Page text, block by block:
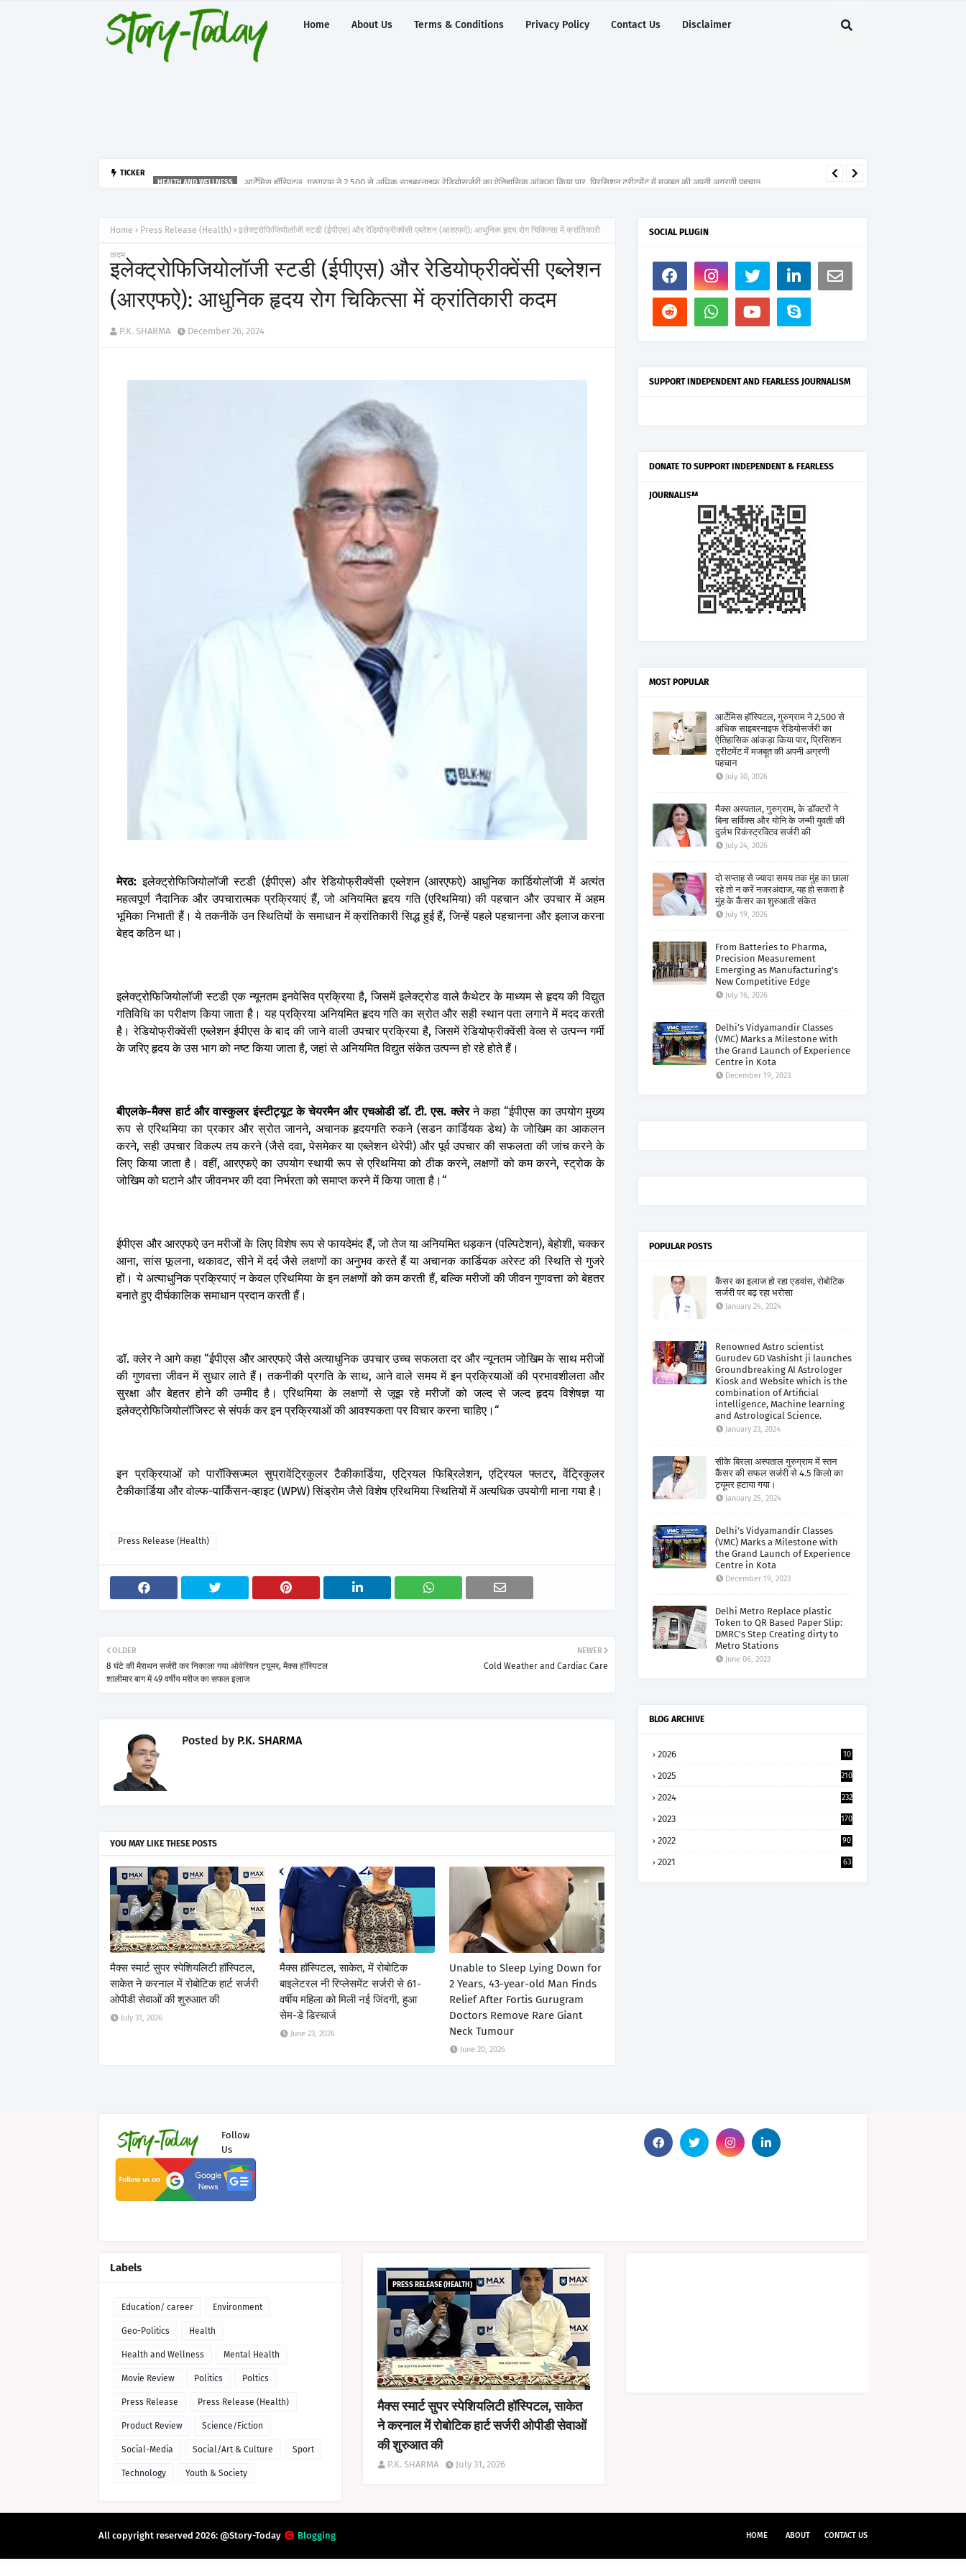
Home About Us Terms & Conditions Privacy Policy Contact Us Disclaimer
TICKER
Home Press Release (Health) इलेक्ट्रोफिजियोलॉजी स्टडी (ईपीएस) और रेडियोफ्रीक्वेंसी एब्लेशन (आरएफऐ): आधुनिक हृदय रोग चिकित्सा में क्रांतिकारी
कदम
इलेक्ट्रोफिजियोलॉजी स्टडी (ईपीएस) और रेडियोफ्रीक्वेंसी एब्लेशन
(आरएफऐ): आधुनिक हृदय रोग चिकित्सा में क्रांतिकारी कदम
P.K. SHARMA December 26, 2024
मेरठ: इलेक्ट्रोफिजियोलॉजी स्टडी (ईपीएस) और रेडियोफ्रीक्वेंसी एब्लेशन(आरएफऐ) आधुनिक कार्डियोलॉजी में अत्यंत
महत्वपूर्ण नैदानिक और उपचारात्मक प्रक्रियाएं हैं,जो अनियमित हृदय गति(एरिथमिया)की पहचान और उपचार में अहम
भूमिका निभाती हैं। ये तकनीकें उन स्थितियों के समाधान में क्रांतिकारी सिद्ध हुई हैं,जिन्हें पहले पहचानना और इलाज करना
बेहद कठिन था।
इलेक्ट्रोफिजियोलॉजी स्टडी एक न्यूनतम इनवेसिव प्रक्रिया है,जिसमें इलेक्ट्रोड वाले कैथेटर के माध्यम से हृदय की विद्युत
गतिविधि का परीक्षण किया जाता है। यह प्रक्रिया अनियमित हृदय गति का स्रोत और सही स्थान पता लगाने में मदद करती
है। रेडियोफ्रीक्वेंसी एब्लेशन ईपीएस के बाद की जाने वाली उपचार प्रक्रिया है,जिसमें रेडियोफ्रीक्वेंसी वेव्स से उत्पन्न गर्मी
के जरिए हृदय के उस भाग को नष्ट किया जाता है,जहां से अनियमित विद्युत संकेत उत्पन्न हो रहे होते हैं।
बीएलके-मैक्स हार्ट और वास्कुलर इंस्टीट्यूट के चेयरमैन और एचओडी डॉ.टी.एस.क्लेर ने कहा “ईपीएस का उपयोग मुख्य
रूप से एरिथमिया का प्रकार और स्रोत जानने, अचानक हृदयगति रुकने(सडन कार्डियक डेथ)के जोखिम का आकलन
करने,सही उपचार विकल्प तय करने(जैसे दवा,पेसमेकर या एब्लेशन थेरेपी) और पूर्व उपचार की सफलता की जांच करने के
लिए किया जाता है। वहीं,आरएफऐ का उपयोग स्थायी रूप से एरिथमिया को ठीक करने,लक्षणों को कम करने,स्ट्रोक के
जोखिम को घटाने और जीवनभर की दवा निर्भरता को समाप्त करने में किया जाता है।“
ईपीएस और आरएफऐ उन मरीजों के लिए विशेष रूप से फायदेमंद हैं,जो तेज या अनियमित धड़कन(पल्पिटेशन),बेहोशी,चक्कर
आना,सांस फूलना,थकावट,सीने में दर्द जैसे लक्षणों का अनुभव करते हैं या अचानक कार्डियक अरेस्ट की स्थिति से गुजरे
हों। ये अत्याधुनिक प्रक्रियाएं न केवल एरिथमिया के इन लक्षणों को कम करती हैं,बल्कि मरीजों की जीवन गुणवत्ता को बेहतर
बनाते हुए दीर्घकालिक समाधान प्रदान करती हैं।
डॉ.क्लेर ने आगे कहा“ईपीएस और आरएफऐ जैसे अत्याधुनिक उपचार उच्च सफलता दर और न्यूनतम जोखिम के साथ मरीजों
की गुणवत्ता जीवन में सुधार लाते हैं। तकनीकी प्रगति के साथ, आने वाले समय में इन प्रक्रियाओं की प्रभावशीलता और
सुरक्षा और बेहतर होने की उम्मीद है। एरिथमिया के लक्षणों से जूझ रहे मरीजों को जल्द से जल्द हृदय विशेषज्ञ या
इलेक्ट्रोफिजियोलॉजिस्ट से संपर्क कर इन प्रक्रियाओं की आवश्यकता पर विचार करना चाहिए।“
इन प्रक्रियाओं को पारॉक्सिज्मल सुप्रावेंट्रिकुलर टैकीकार्डिया,एट्रियल फिब्रिलेशन,एट्रियल फ्लटर,वेंट्रिकुलर
टैकीकार्डिया और वोल्फ-पार्किंसन-व्हाइट(WPW)सिंड्रोम जैसे विशेष एरिथमिया स्थितियों में अत्यधिक उपयोगी माना गया है।
Press Release (Health)
NEWER
Cold Weather and Cardiac Care
OLDER
8 घंटे की मैराथन सर्जरी कर निकाला गया ओवेरियन ट्यूमर, मैक्स हॉस्पिटल
शालीमार बाग में 49 वर्षीय मरीज का सफल इलाज
Posted by P.K. SHARMA
YOU MAY LIKE THESE POSTS
मैक्स स्मार्ट सुपर स्पेशियलिटी हॉस्पिटल,
साकेत ने करनाल में रोबोटिक हार्ट सर्जरी
ओपीडी सेवाओं की शुरुआत की
July 31, 2026
मैक्स हॉस्पिटल, साकेत, में रोबोटिक
बाइलेटरल नी रिप्लेसमेंट सर्जरी से 61-
वर्षीय महिला को मिली नई जिंदगी, हुआ
सेम-डे डिस्चार्ज
June 23, 2026
Unable to Sleep Lying Down for
2 Years, 43-year-old Man Finds
Relief After Fortis Gurugram
Doctors Remove Rare Giant
Neck Tumour
June 20, 2026
SOCIAL PLUGIN
SUPPORT INDEPENDENT AND FEARLESS JOURNALISM
DONATE TO SUPPORT INDEPENDENT & FEARLESS
JOURNALISM
MOST POPULAR
आर्टेमिस हॉस्पिटल, गुरुग्राम ने 2,500 से
अधिक साइबरनाइफ रेडियोसर्जरी का
ऐतिहासिक आंकड़ा किया पार, प्रिसिशन
ट्रीटमेंट में मजबूत की अपनी अग्रणी
पहचान
July 30, 2026
मैक्स अस्पताल, गुरुग्राम, के डॉक्टरों ने
बिना सर्विक्स और योनि के जन्मी युवती की
दुर्लभ रिकंस्ट्रक्टिव सर्जरी की
July 24, 2026
दो सप्ताह से ज्यादा समय तक मुंह का छाला
रहे तो न करें नजरअंदाज, यह हो सकता है
मुंह के कैंसर का शुरुआती संकेत
July 19, 2026
From Batteries to Pharma,
Precision Measurement
Emerging as Manufacturing's
New Competitive Edge
July 16, 2026
Delhi’s Vidyamandir Classes
(VMC) Marks a Milestone with
the Grand Launch of Experience
Centre in Kota
December 19, 2023
POPULAR POSTS
कैंसर का इलाज हो रहा एडवांस, रोबोटिक
सर्जरी पर बढ़ रहा भरोसा
January 24, 2024
Renowned Astro scientist
Gurudev GD Vashisht ji launches
Groundbreaking AI Astrologer
Kiosk and Website which is the
combination of Artificial
intelligence, Machine learning
and Astrological Science.
January 23, 2024
सीके बिरला अस्पताल गुरुग्राम में स्तन
कैंसर की सफल सर्जरी से 4.5 किलो का
ट्यूमर हटाया गया।
January 25, 2024
Delhi’s Vidyamandir Classes
(VMC) Marks a Milestone with
the Grand Launch of Experience
Centre in Kota
December 19, 2023
Delhi Metro Replace plastic
Token to QR Based Paper Slip:
DMRC's Step Creating dirty to
Metro Stations
June 06, 2023
BLOG ARCHIVE
2026
10
2025 210
2024 232
2023 170
2022 90
2021 63
Follow
Us
Labels
Education/ career Environment
Geo-Politics Health
Health and Wellness Mental Health
Movie Review Politics Poltics
Press Release Press Release (Health)
Product Review Science/Fiction
Social-Media Social/Art & Culture Sport
Technology Youth & Society
PRESS RELEASE (HEALTH)
मैक्स स्मार्ट सुपर स्पेशियलिटी हॉस्पिटल, साकेत
ने करनाल में रोबोटिक हार्ट सर्जरी ओपीडी सेवाओं
की शुरुआत की
P.K. SHARMA July 31, 2026
HOME ABOUT CONTACT US
All copyright reserved 2026: @Story-Today Blogging